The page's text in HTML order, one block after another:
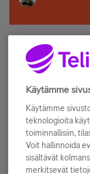
Älä jää
Tilaa Telian
sähköpostiisi.
Tilaa nyt
Käytämme
Käytämme
teknologioita
toiminnallisiin,
Voit hallinnoida
sisältävät
merkitsevät